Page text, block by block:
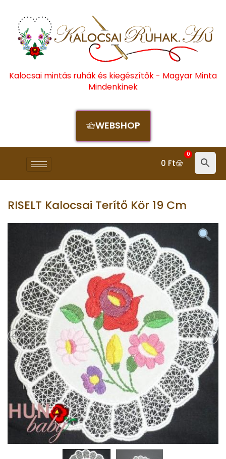
Kalocsai mintás ruhák és kiegészítők - Magyar Minta
Mindenkinek
WEBSHOP
0 Ft
0
RISELT Kalocsai Terítő Kör 19 Cm